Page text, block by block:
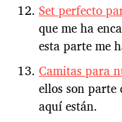
Set perfecto
que me ha
esta parte me
Camitas para
ellos son
aquí están.